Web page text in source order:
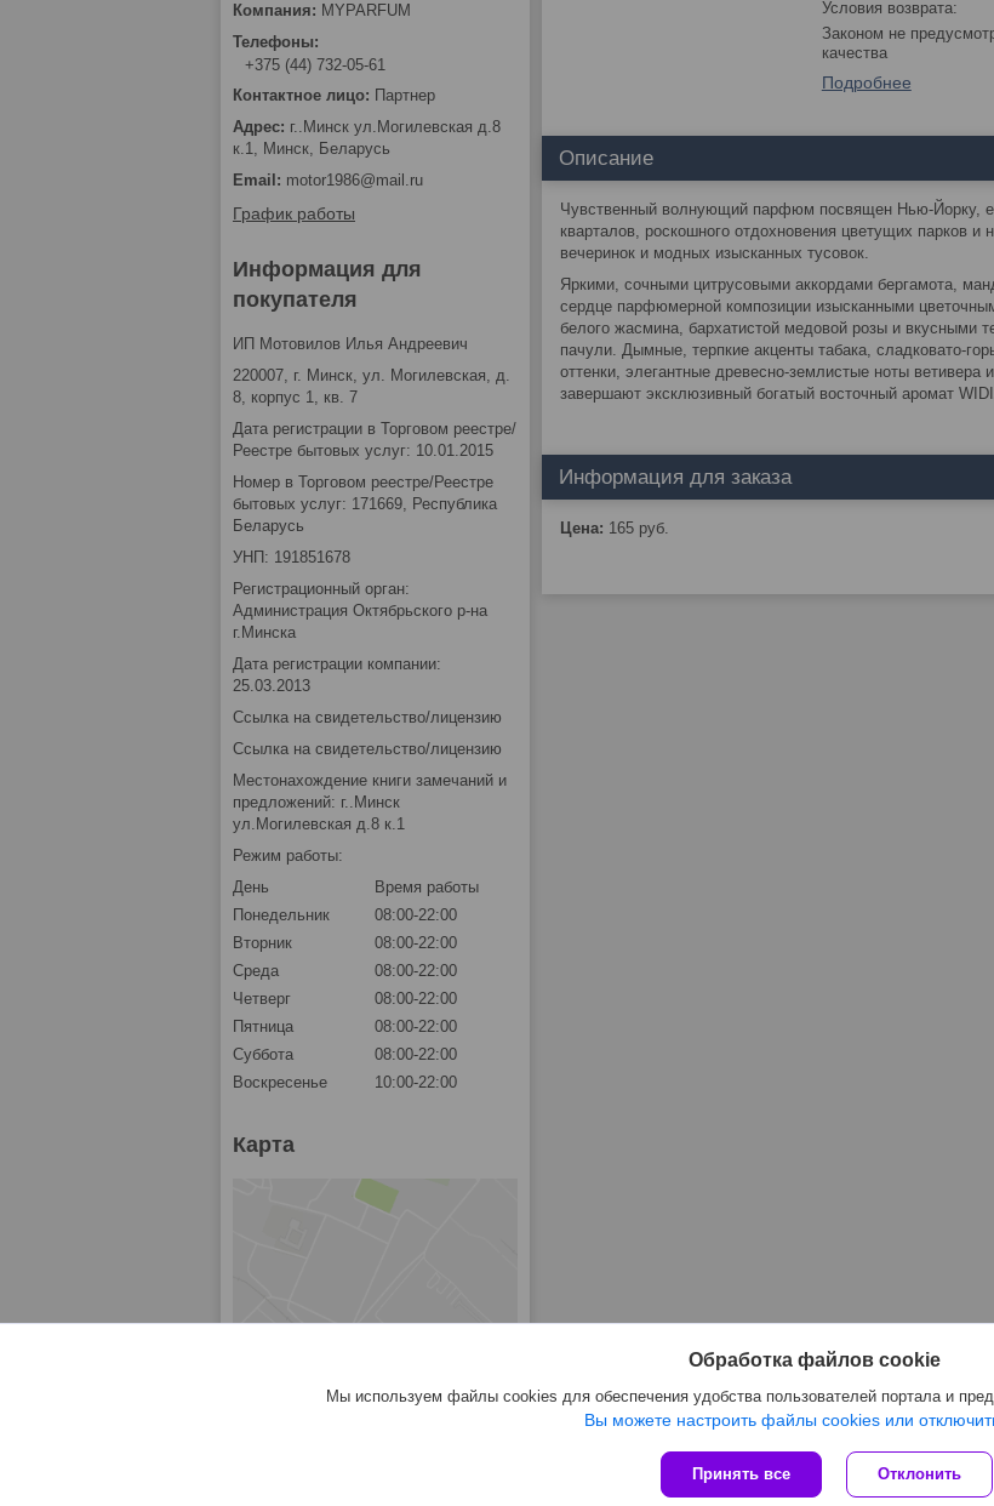
Законом не предусмотрен возврат и обмен данного товара надлежащего
качества
Подробнее
Описание
Чувственный волнующий парфюм посвящен Нью-Йорку,
кварталов, роскошного отдохновения цветущих парков
вечеринок и модных изысканных тусовок.
Яркими, сочными цитрусовыми аккордами бергамота,
сердце парфюмерной композиции изысканными
белого жасмина, бархатистой медовой розы и вкусными
пачули. Дымные, терпкие акценты табака, сладковато-
оттенки, элегантные древесно-землистые ноты
завершают эксклюзивный богатый восточный аромат
Информация для заказа
Цена: 165 руб.
MYPARFUM
+375 (44) 732-05-61
Партнер
г..Минск ул.Могилевская д.8
к.1, Минск, Беларусь
motor1986@mail.ru
График работы
Информация для
покупателя
ИП Мотовилов Илья Андреевич
220007, г. Минск, ул. Могилевская, д.
8, корпус 1, кв. 7
Дата регистрации в Торговом реестре/
Реестре бытовых услуг: 10.01.2015
Номер в Торговом реестре/Реестре
бытовых услуг: 171669, Республика
Беларусь
УНП: 191851678
Регистрационный орган:
Администрация Октябрьского р-на
г.Минска
Дата регистрации компании:
25.03.2013
Ссылка на свидетельство/лицензию
Ссылка на свидетельство/лицензию
Местонахождение книги замечаний и
предложений: г..Минск
ул.Могилевская д.8 к.1
Режим работы:
День
Время работы
Понедельник
08:00-22:00
Вторник
08:00-22:00
Среда
08:00-22:00
Четверг
08:00-22:00
Пятница
08:00-22:00
Суббота
08:00-22:00
Воскресенье
10:00-22:00
Карта
Сайт создан на платформе Deal.by
Политика обработки файлов cookies
Обработка файлов cookie
Мы используем файлы cookies для обеспечения удобства пользователей портала и
Вы можете настроить файлы cookies или
Принять все Отклонить